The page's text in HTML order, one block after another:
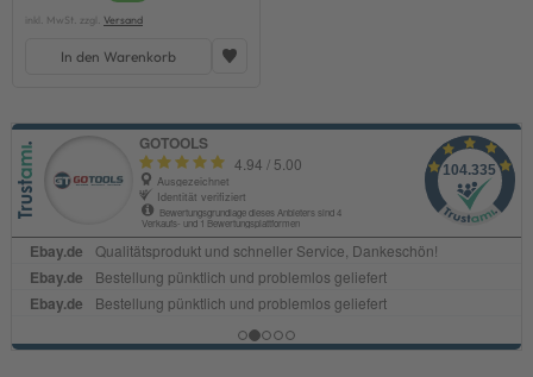
inkl. MwSt. zzgl. Versand
In den Warenkorb